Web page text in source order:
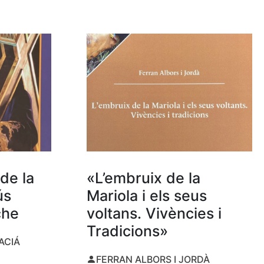
la
«L’embruix de la
Mariola i els seus
voltans. Vivències i
Tradicions»
FERRAN ALBORS I JORDÀ